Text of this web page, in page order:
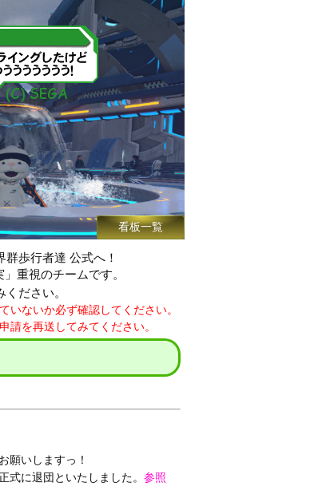
看板一覧
歩行者達 公式へ！
重視のチームです。
ください。
いないか必ず確認してください。
請を再送してみてください。
願いしますっ！
に退団といたしました。 参照